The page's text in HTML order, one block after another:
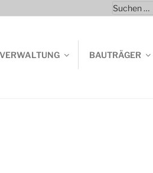
Suchen
nach:
BAUTRÄGER